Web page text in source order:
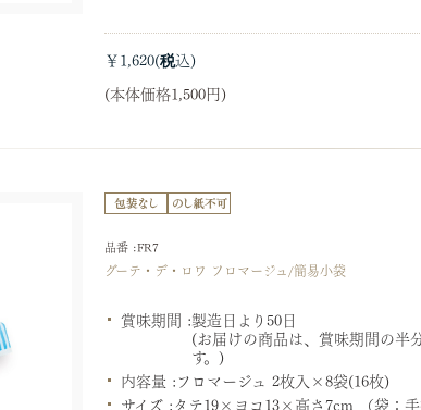
￥1,620
(本体価格1,500円)
グーテ・デ・ロワ フロマージュ/簡易小袋
品番 :FR7
賞味期間 :製造日より50日
(お届けの商品は、賞味期間の半
す。)
内容量 :フロマージュ 2枚入×8袋(16枚)
サイズ :タテ19×ヨコ13×高さ7cm （袋：手